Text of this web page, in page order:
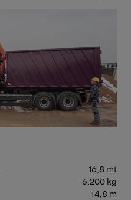
16,8 mt
6.200 kg
14,8 m